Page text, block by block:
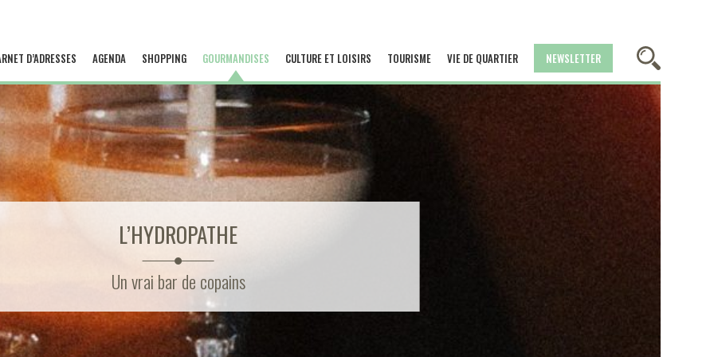
D’ADRESSES AGENDA SHOPPING GOURMANDISES CULTURE ET LOISIRS TOURISME VIE DE QUARTIER NEWSLETTER
L’HYDROPATHE
Un vrai bar de copains